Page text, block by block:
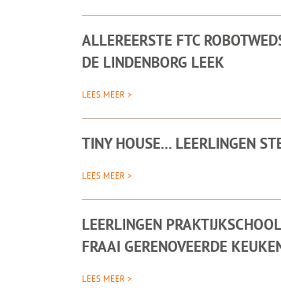
ALLEREERSTE FTC
DE LINDENBORG LEEK
LEES MEER >
TINY HOUSE... LEERLINGEN
LEES MEER >
LEERLINGEN
FRAAI GERENOVEERDE
LEES MEER >